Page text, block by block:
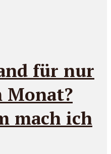
für nur
Monat?
mach ich